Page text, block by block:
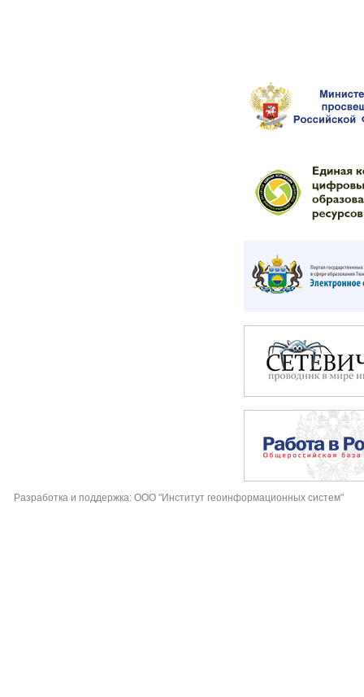
Разработка и поддержка: ООО "Институт геоинформационных систем"